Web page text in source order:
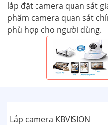
lắp đặt camera quan sát
phẩm camera quan sát
phù hợp cho người dùng.
Lắp camera KBVISION